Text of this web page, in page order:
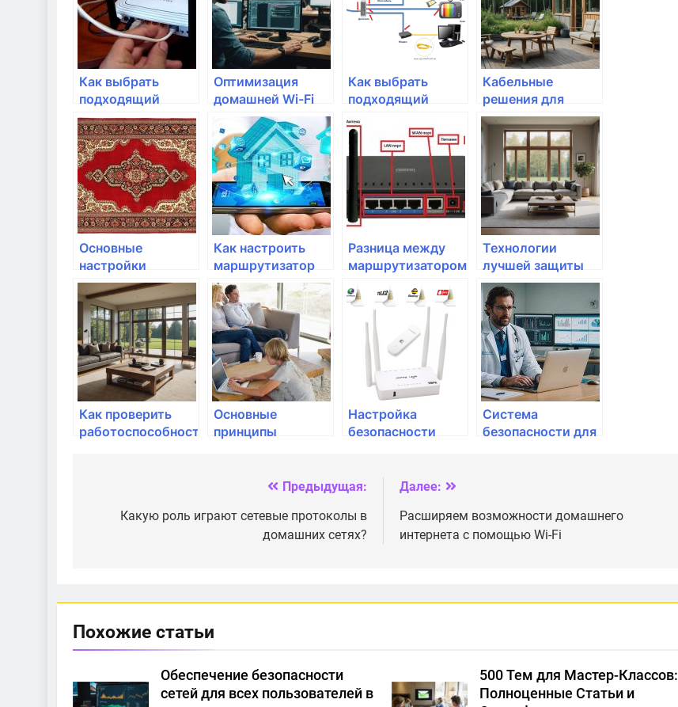
Как выбрать
подходящий
роутер для
домашней сети?
Оптимизация
домашней Wi-Fi
сети для онлайн-
игр
Как выбрать
подходящий
роутер для
домашней Wi-Fi
сети
Кабельные
решения для
дома: каким
кабелем лучше
пользоваться?
Основные
настройки
безопасности для
домашней сети
Как настроить
маршрутизатор
для безопасности
домашней сети
Разница между
маршрутизатором
выбрать для
домашней сети?
Технологии
лучшей защиты
вашей домашней
сети
Как проверить
работоспособность
Основные
принципы
Настройка
безопасности
рекомендации
Система
безопасности для
Предыдущая:
Какую роль играют сетевые протоколы в
домашних сетях?
Далее:
Расширяем возможности домашнего
интернета с помощью Wi-Fi
Похожие статьи
Обеспечение безопасности
сетей для всех пользователей в
500 Тем для Мастер-Классов:
Полноценные Статьи и